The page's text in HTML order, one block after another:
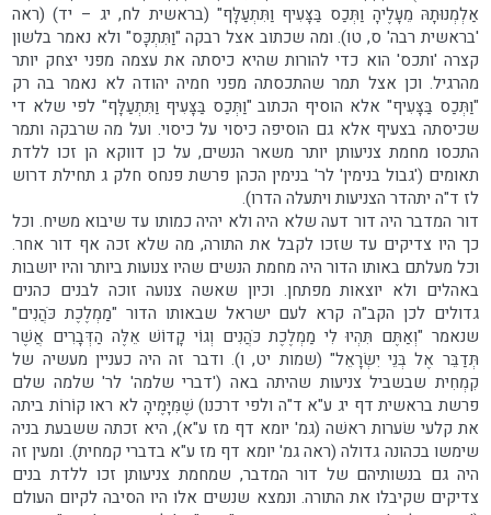
אַלְמְנוּתָהּ מֵעָלֶיהָ וַתְּכַס בַּצָּעִיף וַתִּתְעַלָּף" (בראשית לח, יג – יד) (ראה
'בראשית רבה' ס, טו). ומה שכתוב אצל רבקה "וַתִּתְכָּס" ולא נאמר בלשון
קצרה 'ותכס' הוא כדי להורות שהיא כיסתה את עצמה מפני יצחק יותר
מהרגיל. וכן אצל תמר שהתכסתה מפני חמיה יהודה לא נאמר בה רק
"וַתְּכַס בַּצָּעִיף" אלא הוסיף הכתוב "וַתְּכַס בַּצָּעִיף וַתִּתְעַלָּף" לפי שלא די
שכיסתה בצעיף אלא גם הוסיפה כיסוי על כיסוי. ועל מה שרבקה ותמר
התכסו מחמת צניעותן יותר משאר הנשים, על כן דווקא הן זכו ללדת
תאומים ('גבול בנימין' לר' בנימין הכהן פרשת פנחס חלק ג תחילת דרוש
לז ד"ה יתהדר הצניעות ויתעלה הדרו).
דור המדבר היה דור דעה שלא היה ולא יהיה כמותו עד שיבוא משיח. וכל
כך היו צדיקים עד שזכו לקבל את התורה, מה שלא זכה אף דור אחר.
וכל מעלתם באותו הדור היה מחמת הנשים שהיו צנועות ביותר והיו יושבות
באהלים ולא יוצאות מפתחן. וכיון שאשה צנועה זוכה לבנים כהנים
גדולים לכן הקב"ה קרא לעם ישראל שבאותו הדור "מַמְלֶכֶת כֹּהֲנִים"
שנאמר "וְאַתֶּם תִּהְיוּ לִי מַמְלֶכֶת כֹּהֲנִים וְגוֹי קָדוֹשׁ אֵלֶּה הַדְּבָרִים אֲשֶׁר
תְּדַבֵּר אֶל בְּנֵי יִשְׂרָאֵל" (שמות יט, ו). ודבר זה היה כעניין מעשיה של
קִמְחִית שבשביל צניעות שהיתה באה ('דברי שלמה' לר' שלמה שלם
פרשת בראשית דף יג ע"א ד"ה ולפי דרכנו) שֶׁמִּיָּמֶיהָ לא ראו קוֹרוֹת ביתה
את קלעי שׂערות ראשׁה (גמ' יומא דף מז ע"א), היא זכתה ששבעת בניה
שימשו בכהונה גדולה (ראה גמ' יומא דף מז ע"א בדברי קמחית). ומעין זה
היה גם בנשותיהם של דור המדבר, שמחמת צניעותן זכו ללדת בנים
צדיקים שקיבלו את התורה. ונמצא שנשים אלו היו הסיבה לקיום העולם